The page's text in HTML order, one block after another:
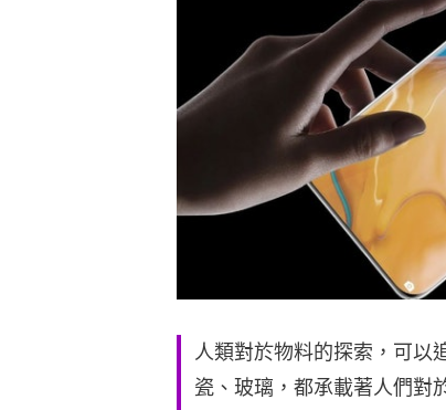
人類對於物料的探索，可以
瓷、玻璃，都承載著人們對